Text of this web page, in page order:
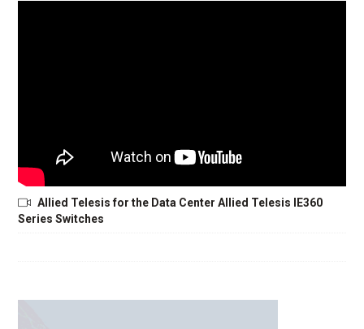
Allied Telesis for the Data Center Allied Telesis IE360
Series Switches